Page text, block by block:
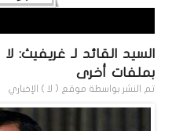
السيد القائد لـ غريفيث:
بملفات أخرى
تم النشر بواسطة موقع ( لا ) الإخباري